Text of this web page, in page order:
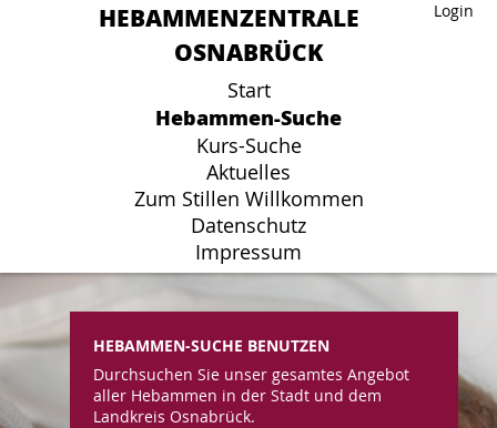
Login
HEBAMMENZENTRALE
OSNABRÜCK
Start
Hebammen-Suche
Kurs-Suche
Aktuelles
Zum Stillen Willkommen
Datenschutz
Impressum
Login
HEBAMMENZENTRALE
OSNABRÜCK
Start
Hebammen-Suche
Kurs-Suche
Aktuelles
Zum Stillen Willkommen
Datenschutz
Impressum
HEBAMMEN-SUCHE BENUTZEN
Durchsuchen Sie unser gesamtes Angebot
aller Hebammen in der Stadt und dem
Landkreis Osnabrück.